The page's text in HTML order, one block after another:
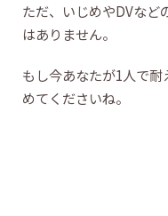
ただ、いじめやDVなど
はありません。
もし今あなたが1人で
めてくださいね。